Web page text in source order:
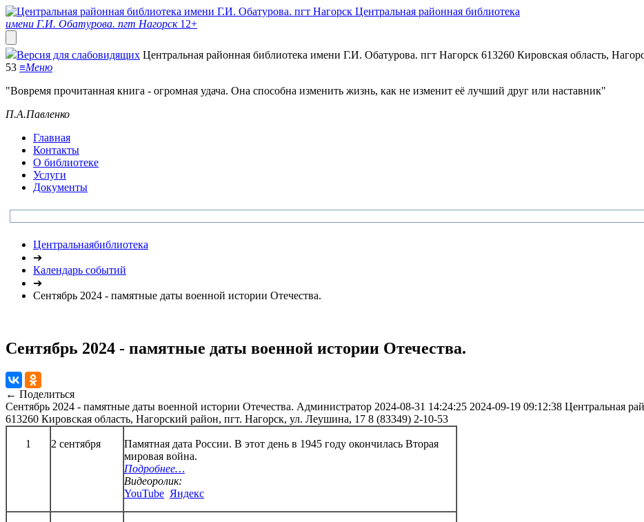
Центральная районная библиотека
имени Г.И. Обатурова. пгт Нагорск 12+
Версия для слабовидящих Центральная районная библиотека имени Г.И. Обатурова. пгт Нагорск 613260 Кировская область,
53 ≡Меню
"Вовремя прочитанная книга - огромная удача. Она способна изменить жизнь, как не изменит её лучший друг или наставник"
П.А.Павленко
Главная
Контакты
О библиотеке
Услуги
Документы
Центральнаябиблиотека
➔
Календарь событий
➔
Сентябрь 2024 - памятные даты военной истории Отечества.
Сентябрь 2024 - памятные даты военной истории Отечества.
← Поделиться
Сентябрь 2024 - памятные даты военной истории Отечества. Администратор 2024-08-31 14:24:25 2024-09-19 09:12:38 Центральная
613260 Кировская область, Нагорский район, пгт. Нагорск, ул. Леушина, 17 8 (83349) 2-10-53
1 2 сентября
Памятная дата России. В этот день в 1945 году окончилась Вторая
мировая война.
Подробнее…
Видеоролик:
YouTube Яндекс